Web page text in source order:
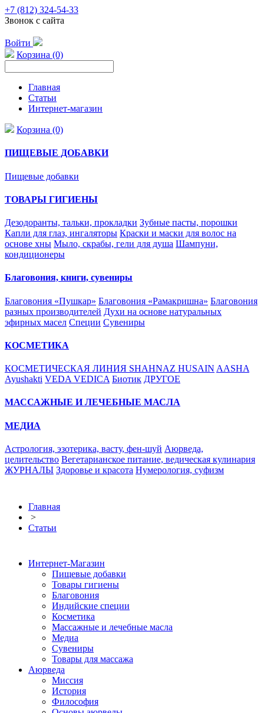
+7 (812) 324-54-33
Звонок с сайта
Войти
Корзина (0)
Главная
Статьи
Интернет-магазин
Корзина (0)
ПИЩЕВЫЕ ДОБАВКИ
Пищевые добавки
ТОВАРЫ ГИГИЕНЫ
Дезодоранты, тальки, прокладки Зубные пасты, порошки
Капли для глаз, ингаляторы Краски и маски для волос на
основе хны Мыло, скрабы, гели для душа Шампуни,
кондиционеры
Благовония, книги, сувениры
Благовония «Пушкар» Благовония «Рамакришна» Благовония
разных производителей Духи на основе натуральных
эфирных масел Специи Сувениры
КОСМЕТИКА
КОСМЕТИЧЕСКАЯ ЛИНИЯ SHAHNAZ HUSAIN AASHA
Ayushakti VEDA VEDICA Биотик ДРУГОЕ
МАССАЖНЫЕ И ЛЕЧЕБНЫЕ МАСЛА
МЕДИА
Астрология, эзотерика, васту, фен-шуй Аюрведа,
целительство Вегетарианское питание, ведическая кулинария
ЖУРНАЛЫ Здоровье и красота Нумерология, суфизм
Главная
>
Статьи
Интернет-Магазин
Пищевые добавки
Товары гигиены
Благовония
Индийские специи
Косметика
Массажные и лечебные масла
Медиа
Сувениры
Товары для массажа
Аюрведа
Миссия
История
Философия